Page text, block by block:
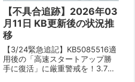
【不具合追跡】2026年03
月11日 KB更新後の状況推
移
【3/24緊急追記】KB5085516適
用後の「高速スタートアップ勝
手に復活」に厳重警戒を！3.7倍